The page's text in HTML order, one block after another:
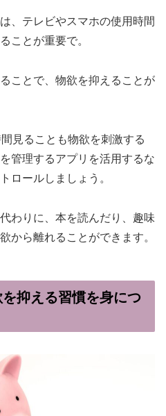
、テレビやスマホの使用時間
ことが重要で。
ことで、物欲を抑えることが
見ることも物欲を刺激する
管理するアプリを活用するな
ロールしましょう。
わりに、本を読んだり、趣味
から離れることができます。
抑える習慣を身につ